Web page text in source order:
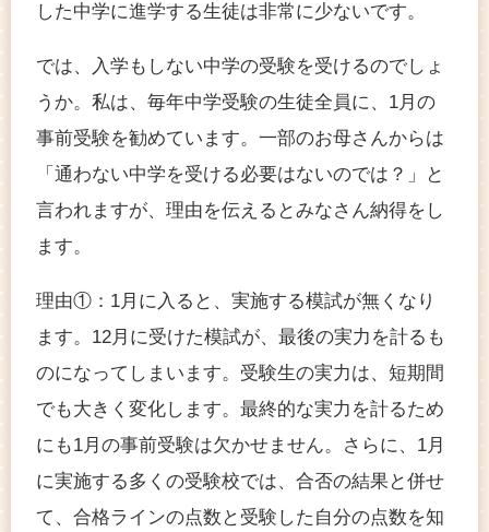
した中学に進学する生徒は非常に少ないです。
では、入学もしない中学の受験を受けるのでしょ
うか。私は、毎年中学受験の生徒全員に、1月の
事前受験を勧めています。一部のお母さんからは
「通わない中学を受ける必要はないのでは？」と
言われますが、理由を伝えるとみなさん納得をし
ます。
理由①：1月に入ると、実施する模試が無くなり
ます。12月に受けた模試が、最後の実力を計るも
のになってしまいます。受験生の実力は、短期間
でも大きく変化します。最終的な実力を計るため
にも1月の事前受験は欠かせません。さらに、1月
に実施する多くの受験校では、合否の結果と併せ
て、合格ラインの点数と受験した自分の点数を知